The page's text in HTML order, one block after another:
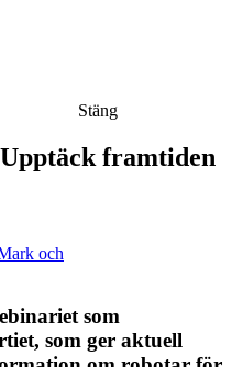
Stäng
framtiden
och
som
som ger aktuell